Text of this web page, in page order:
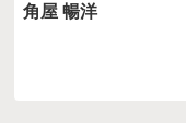
角屋 暢洋